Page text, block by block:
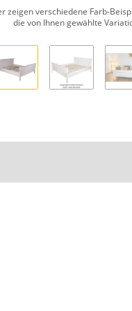
zeigen verschiedene Farb-
die von Ihnen gewählte